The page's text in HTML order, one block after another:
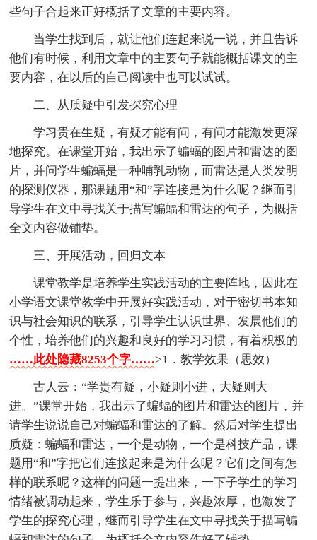
些句子合起来正好概括了文章的主要内容。
当学生找到后，就让他们连起来说一说，并且告诉
他们有时候，利用文章中的主要句子就能概括课文的主
要内容，在以后的自己阅读中也可以试试。
二、从质疑中引发探究心理
学习贵在生疑，有疑才能有问，有问才能激发更深
地探究。在课堂开始，我出示了蝙蝠的图片和雷达的图
片，并问学生蝙蝠是一种哺乳动物，而雷达是人类发明
的探测仪器，那课题用“和”字连接是为什么呢？继而引
导学生在文中寻找关于描写蝙蝠和雷达的句子，为概括
全文内容做铺垫。
三、开展活动，回归文本
课堂教学是培养学生实践活动的主要阵地，因此在
小学语文课堂教学中开展好实践活动，对于密切书本知
识与社会知识的联系，引导学生认识世界、发展他们的
个性，培养他们的兴趣和良好的学习习惯，有着积极的
……此处隐藏8253个字……>1．教学效果（思效）
古人云：“学贵有疑，小疑则小进，大疑则大
进。”课堂开始，我出示了蝙蝠的图片和雷达的图片，并
请学生说说自己对蝙蝠和雷达的了解。然后对学生提出
质疑：蝙蝠和雷达，一个是动物，一个是科技产品，课
题用“和”字把它们连接起来是为什么呢？它们之间有怎
样的联系呢？这样的问题一提出来，一下子学生的学习
情绪被调动起来，学生乐于参与，兴趣浓厚，也激发了
学生的探究心理，继而引导学生在文中寻找关于描写蝙